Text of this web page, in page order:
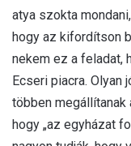
atya szokta
hogy az kifordítson
nekem ez a feladat,
Ecseri piacra. Olyan
többen megállítanak
hogy „az egyházat